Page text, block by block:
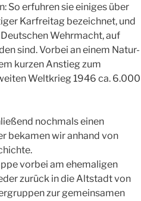
So erfuhren sie einiges über
Karfreitag bezeichnet, und
Wehrmacht, auf
sind. Vorbei an einem Natur-
kurzen Anstieg zum
Weltkrieg 1946 ca. 6.000
nochmals einen
bekamen wir anhand von
vorbei am ehemaligen
zurück in die Altstadt von
zur gemeinsamen